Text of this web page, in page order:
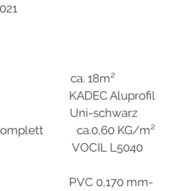
ca. 18m²
Aluprofil
Uni-schwarz
komplett ca.0,60 KG/m²
VOCIL L5040
PVC 0,170 mm-